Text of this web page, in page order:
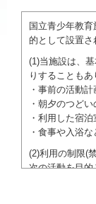
国立青少年教
的として設置さ
(1)当施設は、
りすることもあ
・事前の活動計
・朝夕のつどい
・利用した宿
・食事や入浴
(2)利用の制限(
次の活動を目
●特定の政党
●特定の宗教